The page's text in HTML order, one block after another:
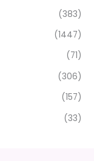
(383)
(1447)
(71)
(306)
(157)
(33)